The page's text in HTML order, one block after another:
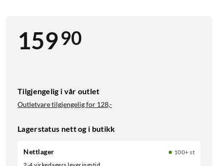
15990
Tilgjengelig i vår outlet
Outletvare tilgjengelig for 128,-
Lagerstatus nett og i butikk
Nettlager
100+ st